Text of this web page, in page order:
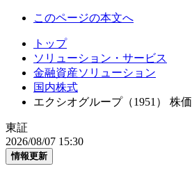
このページの本文へ
トップ
ソリューション・サービス
金融資産ソリューション
国内株式
エクシオグループ（1951） 株価
東証
2026/08/07 15:30
情報更新